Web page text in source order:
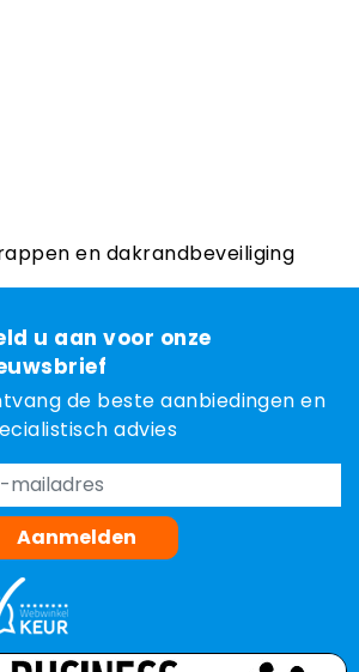
en dakrandbeveiliging
u aan voor onze
de beste aanbiedingen en
advies
Aanmelden